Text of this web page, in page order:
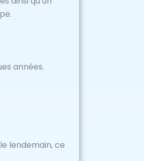
années.
lendemain, ce